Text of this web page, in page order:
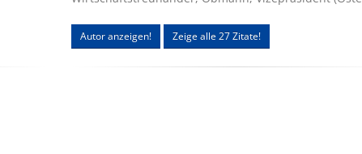
Autor anzeigen! Zeige alle 27 Zitate!